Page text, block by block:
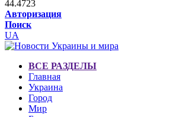
44.4723
Авторизация
Поиск
UA
ВСЕ РАЗДЕЛЫ
Главная
Украина
Город
Мир